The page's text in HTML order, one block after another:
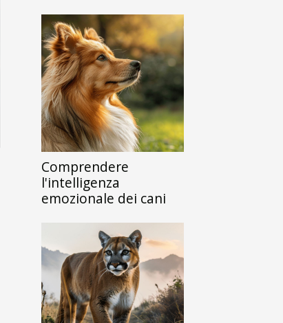
Comprendere
l'intelligenza
emozionale dei cani